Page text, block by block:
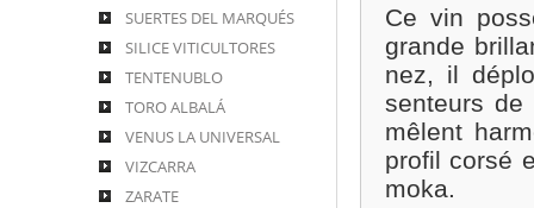
SUERTES DEL MARQUÉS
SILICE VITICULTORES
TENTENUBLO
TORO ALBALÁ
VENUS LA UNIVERSAL
VIZCARRA
ZARATE
Ce vin
grande
nez, il
senteurs
mêlent
profil corsé
moka.